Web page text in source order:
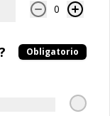
0
Obligatorio